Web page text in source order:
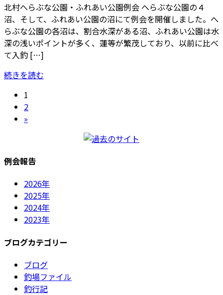
北村へらぶな公園・ふれあい公園例会 へらぶな公園の４
沼、そして、ふれあい公園の沼にて例会を開催しました。へ
らぶな公園の各沼は、割合水深がある沼、ふれあい公園は水
深の浅いポイントが多く、蓮等が繁茂しており、以前に比べ
て入釣 […]
続きを読む
投
稿
ー
ジ
送
り
固
定
ペ
1
固
定
2
»
例会報告
2026年
2025年
2024年
2023年
ブログカテゴリー
ブログ
釣場ファイル
釣行記